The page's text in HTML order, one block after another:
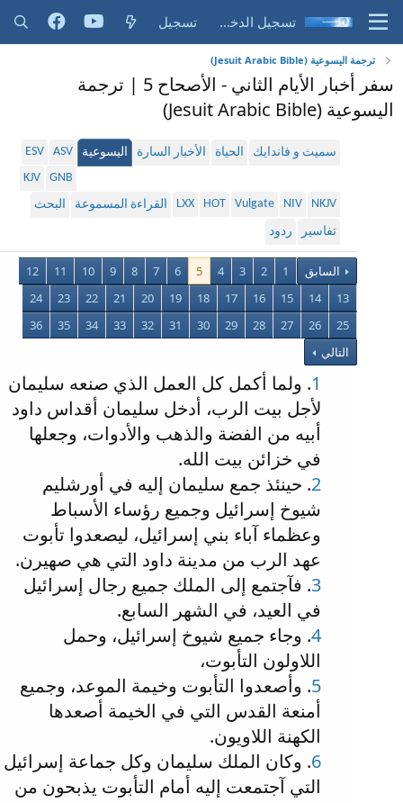
تسجيل الدخول تسجيل
ترجمة اليسوعية (Jesuit Arabic Bible)
سفر أخبار الأيام الثاني - الأصحاح 5 | ترجمة
اليسوعية (Jesuit Arabic Bible)
سميث و فاندايك الحياة الأخبار السارة اليسوعية ASV
ESV
GNB
KJV
NKJV
NIV
Vulgate
HOT
LXX القراءة المسموعة
البحث
تفاسير
ردود
السابق 1
2
3
4
5
6
7
8
9
10
11
12
13
14
15
16
17
18
19
20
21
22
23
24
25
26
27
28
29
30
31
32
33
34
35
36
التالي
1. ولما أكمل كل العمل الذي صنعه سليمان
لأجل بيت الرب، أدخل سليمان أقداس داود
أبيه من الفضة والذهب والأدوات، وجعلها
في خزائن بيت الله.
2. حينئذ جمع سليمان إليه في أورشليم
شيوخ إسرائيل وجميع رؤساء الأسباط
وعظماء آباء بني إسرائيل، ليصعدوا تأبوت
عهد الرب من مدينة داود التي هي صهيرن.
3. فآجتمع إلى الملك جميع رجال إسرائيل
في العيد، في الشهر السابع.
4. وجاء جميع شيوخ إسرائيل، وحمل
اللاولون التأبوت،
5. وأصعدوا التأبوت وخيمة الموعد، وجميع
أمنعة القدس التي في الخيمة أصعدها
الكهنة اللاويون.
6. وكان الملك سليمان وكل جماعة إسرائيل
التي آجتمعت إليه أمام التأبوت يذبحون من